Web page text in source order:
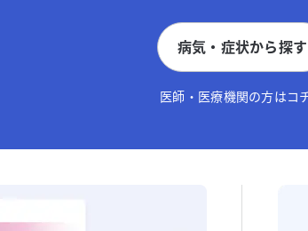
病気・症状から探す
医師・医療機関の方はコ